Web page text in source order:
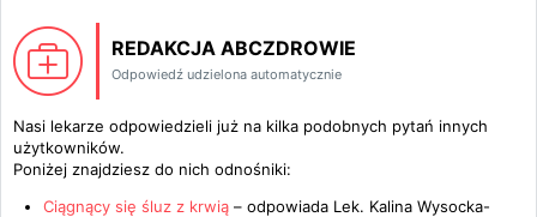
REDAKCJA ABCZDROWIE
Odpowiedź udzielona automatycznie
Nasi lekarze odpowiedzieli już na kilka podobnych pytań innych
użytkowników.
Poniżej znajdziesz do nich odnośniki:
Ciągnący się śluz z krwią – odpowiada Lek. Kalina Wysocka-